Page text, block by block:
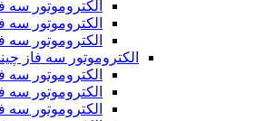
الکتروموتور سه
الکتروموتور سه
الکتروموتور سه
الکتروموتور سه فاز
الکتروموتور سه
الکتروموتور سه
الکتروموتور سه